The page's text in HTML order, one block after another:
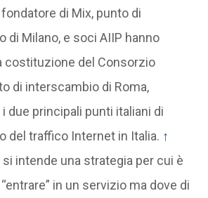
di Mix, punto di
di Milano, e soci AIIP hanno
costituzione del Consorzio
di interscambio di Roma,
due principali punti italiani di
del traffico Internet in Italia. ↑
si intende una strategia per cui è
in un servizio ma dove di